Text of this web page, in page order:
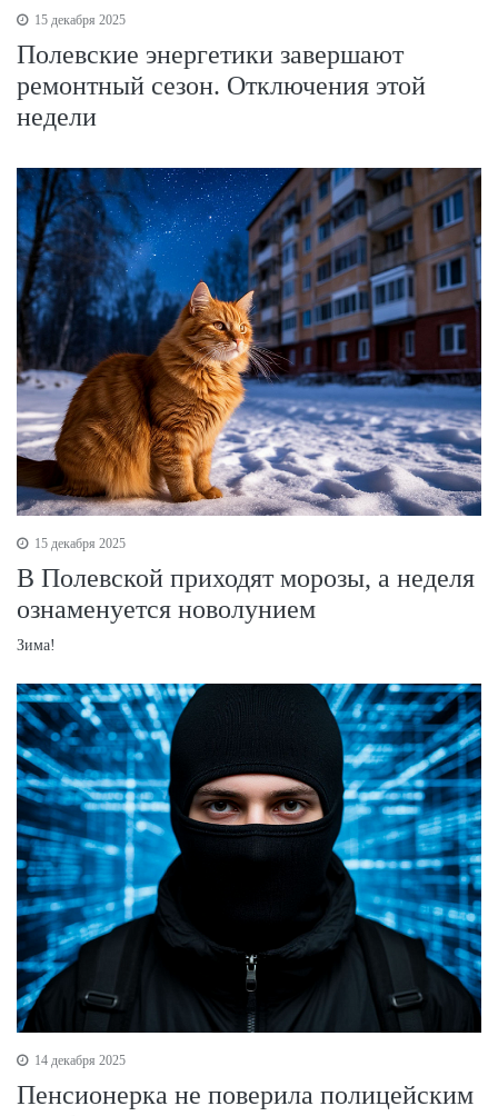
15 декабря 2025
Полевские энергетики завершают
ремонтный сезон. Отключения этой
недели
15 декабря 2025
В Полевской приходят морозы, а неделя
ознаменуется новолунием
Зима!
14 декабря 2025
Пенсионерка не поверила полицейским